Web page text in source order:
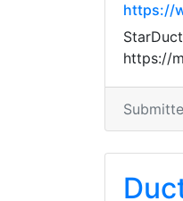
https://
https://